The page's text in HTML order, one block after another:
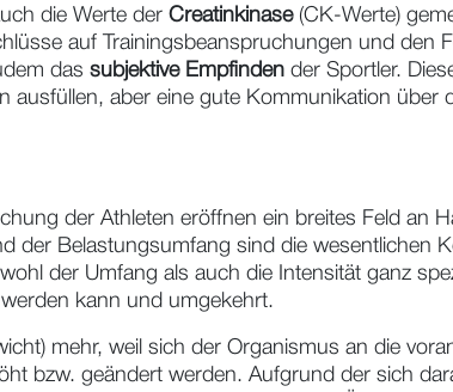
die Werte der Creatinkinase(CK-Werte)
auf Trainingsbeanspruchungen und den
das subjektive Empfinden der Sportler.
aber eine gute Kommunikation über
der Athleten eröffnen ein breites Feld an
der Belastungsumfang sind die wesentlichen
der Umfang als auch die Intensität ganz
kann und umgekehrt.
mehr, weil sich der Organismus an die
bzw. geändert werden. Aufgrund der sich